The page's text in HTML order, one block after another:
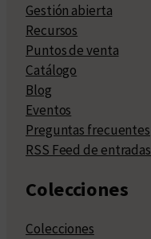
Gestión abierta
Recursos
Puntos de venta
Catálogo
Blog
Eventos
Preguntas frecuentes
RSS Feed de entradas
Colecciones
Colecciones